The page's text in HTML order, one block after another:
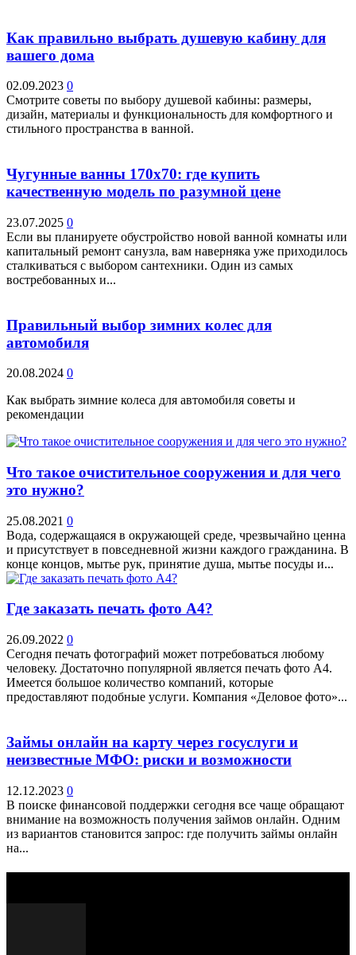
Как правильно выбрать душевую кабину для
вашего дома
02.09.2023 0
Смотрите советы по выбору душевой кабины: размеры,
дизайн, материалы и функциональность для комфортного и
стильного пространства в ванной.
Чугунные ванны 170х70: где купить
качественную модель по разумной цене
23.07.2025 0
Если вы планируете обустройство новой ванной комнаты или
капитальный ремонт санузла, вам наверняка уже приходилось
сталкиваться с выбором сантехники. Один из самых
востребованных и...
Правильный выбор зимних колес для
автомобиля
20.08.2024 0
Как выбрать зимние колеса для автомобиля советы и
рекомендации
Что такое очистительное сооружения и для чего
это нужно?
25.08.2021 0
Вода, содержащаяся в окружающей среде, чрезвычайно ценна
и присутствует в повседневной жизни каждого гражданина. В
конце концов, мытье рук, принятие душа, мытье посуды и...
Где заказать печать фото А4?
26.09.2022 0
Сегодня печать фотографий может потребоваться любому
человеку. Достаточно популярной является печать фото А4.
Имеется большое количество компаний, которые
предоставляют подобные услуги. Компания «Деловое фото»...
Займы онлайн на карту через госуслуги и
неизвестные МФО: риски и возможности
12.12.2023 0
В поиске финансовой поддержки сегодня все чаще обращают
внимание на возможность получения займов онлайн. Одним
из вариантов становится запрос: где получить займы онлайн
на...